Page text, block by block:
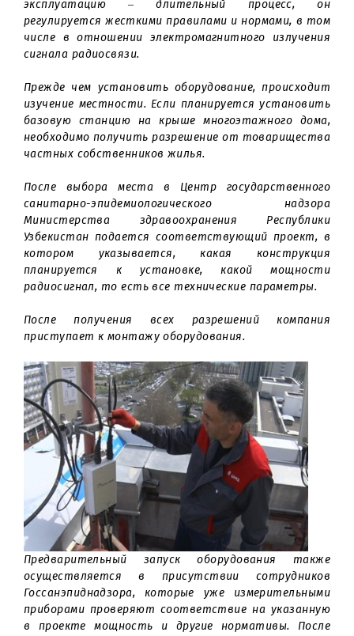
информацию с помощью радиочастотных
мы можем беспрепятственно общаться с
близкими, друзьями и коллегами. Но существуют
определённые нормы при установке новой
станции?
Рамазан Пириев, Начальник Отдела
договоров Технического блока ООО "UMS":
поэтому ввод базовой станции сотовой
эксплуатацию – длительный процесс,
регулируется жесткими правилами и нормами, в
числе в отношении электромагнитного
сигнала радиосвязи.
Прежде чем установить оборудование,
изучение местности. Если планируется
базовую станцию на крыше многоэтажного
частных собственников жилья.
После выбора места в Центр
санитарно-эпидемиологического
Министерства здравоохранения
Узбекистан подается соответствующий
котором указывается, какая
планируется к установке, какой
радиосигнал, то есть все технические параметры.
После получения всех разрешений
приступает к монтажу оборудования.